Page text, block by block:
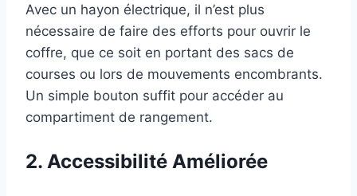
Avec un hayon électrique, il n’est plus
nécessaire de faire des efforts pour ouvrir le
coffre, que ce soit en portant des sacs de
courses ou lors de mouvements encombrants.
Un simple bouton suffit pour accéder au
compartiment de rangement.
2. Accessibilité Améliorée